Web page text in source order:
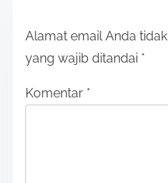
Alamat email Anda
yang wajib ditandai *
Komentar *